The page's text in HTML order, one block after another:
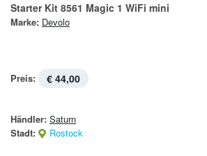
Starter Kit 8561 Magic 1 WiFi mini
Marke: Devolo
Preis: € 44,00
Händler: Saturn
Stadt:
Rostock